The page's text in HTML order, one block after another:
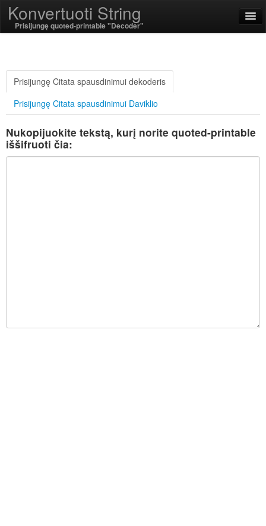
Konvertuoti String
Prisijungę quoted-printable "Decoder"
Lietuvių
SSL On
Kodavimas / Decode
Prisijungę Citata spausdinimui dekoderis
Prisijungę Citata spausdinimui Daviklio
Nukopijuokite tekstą, kurį norite quoted-printable
iššifruoti čia: